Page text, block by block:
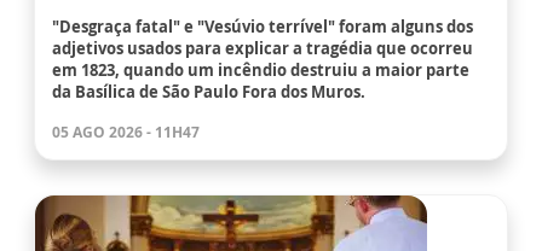
"Desgraça fatal" e "Vesúvio terrível" foram alguns dos
adjetivos usados para explicar a tragédia que ocorreu
em 1823, quando um incêndio destruiu a maior parte
da Basílica de São Paulo Fora dos Muros.
05 AGO 2026 - 11H47